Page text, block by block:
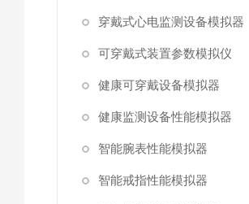
穿戴式心电监测设备模拟器
可穿戴式装置参数模拟仪
健康可穿戴设备模拟器
健康监测设备性能模拟器
智能腕表性能模拟器
智能戒指性能模拟器